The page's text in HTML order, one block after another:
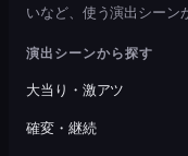
いなど、使う演出シーン
演出シーンから探す
大当り・激アツ
確変・継続